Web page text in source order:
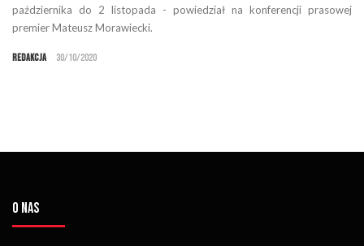
października do 2 listopada - powiedział na konferencji prasowej
premier Mateusz Morawiecki.
Redakcja 30/10/2020
O NAS